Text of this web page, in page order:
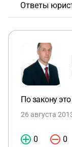
Ответы
По закону
26 августа
0 0